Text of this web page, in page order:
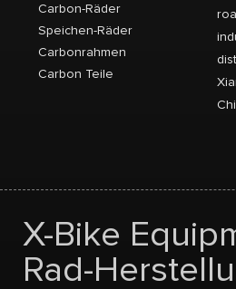
Carbon-Räder
Speichen-Räder
Carbonrahmen
Carbon Teile
X-Bike
Rad-